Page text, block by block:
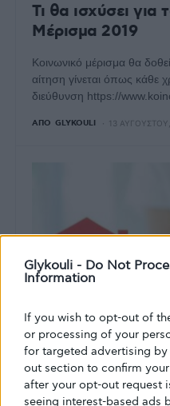
Glykouli - Do Not
Information
If you wish to opt-out of
or processing of your
for targeted advertising by
out section to confirm
after your opt-out request
seeing interest-based ads
Τι θα ισχύσει για
Μέρισμα 2019
Κοινωνικό μέρισμα θα
αίτηση γίνεται όπως κάθε
διεύθυνση https://
ΑΠΌ GLYKOULI 13